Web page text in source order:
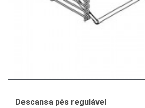
Descansa pés regulável